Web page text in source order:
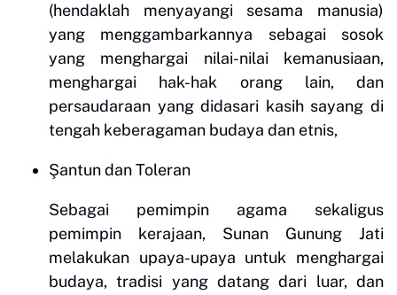
(hendaklah menyayangi sesama manusia)
yang menggambarkannya sebagai sosok
yang menghargai nilai-nilai kemanusiaan,
menghargai hak-hak orang lain, dan
persaudaraan yang didasari kasih sayang di
tengah keberagaman budaya dan etnis,
Şantun dan Toleran
Sebagai pemimpin agama sekaligus
pemimpin kerajaan, Sunan Gunung Jati
melakukan upaya-upaya untuk menghargai
budaya, tradisi yang datang dari luar, dan